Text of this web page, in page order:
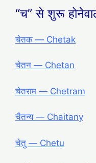
“च” से शुरू
चेतक ― Chetak
चेतन ― Chetan
चेतराम ― Chetram
चैतन्य ― Chaitany
चेतु ― Chetu